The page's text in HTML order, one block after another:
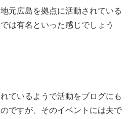
元広島を拠点に活動されている
は有名といった感じでしょう
ているようで活動をブログにも
ですが、そのイベントには夫で